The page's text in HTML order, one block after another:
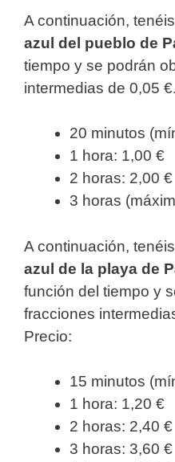
A continuación,
azul del pueblo de
tiempo y se podrán
intermedias de 0,05
20 minutos
1 hora: 1,00 €
2 horas: 2,00 €
3 horas
A continuación,
azul de la playa de
función del tiempo y
fracciones
Precio:
15 minutos
1 hora: 1,20 €
2 horas: 2,40 €
3 horas: 3,60 €